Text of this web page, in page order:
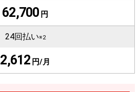
62,700 円
24回払い※2
2,612 円/月